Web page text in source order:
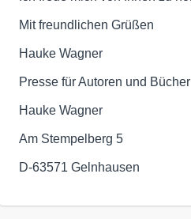
Mit freundlichen Grüßen
Hauke Wagner
Presse für Autoren und Bücher
Hauke Wagner
Am Stempelberg 5
D-63571 Gelnhausen